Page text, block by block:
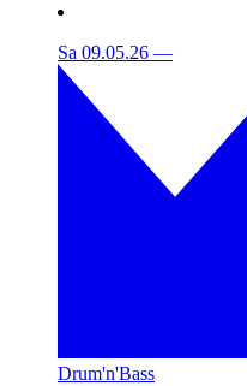
Sa 09.05.26 —
Drum'n'Bass